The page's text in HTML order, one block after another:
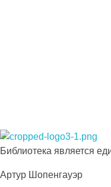
Библиотека КБГУ
Библиотека КБГУ
Библиотека является
Артур Шопенгауэр